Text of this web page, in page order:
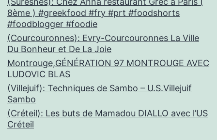
8ème ) #greekfood #fry #prt #foodshorts
#foodblogger #foodie
(Courcouronnes): Evry-Courcouronnes La Ville
Du Bonheur et De La Joie
Montrouge,GÉNÉRATION 97 MONTROUGE AVEC
LUDOVIC BLAS
(Villejuif): Techniques de Sambo – U.S.Villejuif
Sambo
(Créteil): Les buts de Mamadou DIALLO avec l’US
Créteil